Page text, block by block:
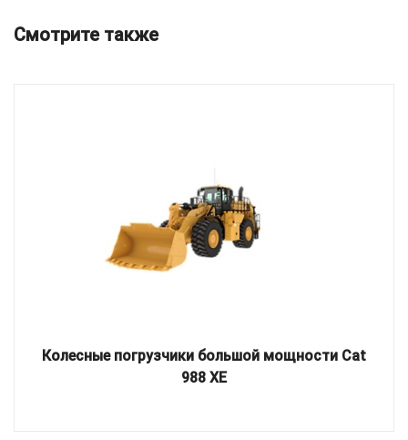
Смотрите также
Колесные погрузчики большой мощности Cat
988 XE